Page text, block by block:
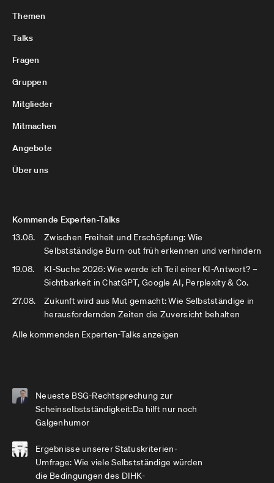
Themen
Talks
Fragen
Gruppen
Mitglieder
Mitmachen
Angebote
Über uns
Kommende Experten-Talks
13.08.
Zwischen Freiheit und Erschöpfung: Wie
Selbstständige Burn-out früh erkennen und verhindern
19.08.
KI-Suche 2026: Wie werde ich Teil einer KI-Antwort? –
Sichtbarkeit in ChatGPT, Google AI, Perplexity & Co.
27.08.
Zukunft wird aus Mut gemacht: Wie Selbstständige in
herausfordernden Zeiten die Zuversicht behalten
Alle kommenden Experten-Talks anzeigen
Neueste BSG-Rechtsprechung zur
Scheinselbstständigkeit:Da hilft nur noch
Galgenhumor
Ergebnisse unserer Statuskriterien-
Umfrage: Wie viele Selbstständige würden
die Bedingungen des DIHK-